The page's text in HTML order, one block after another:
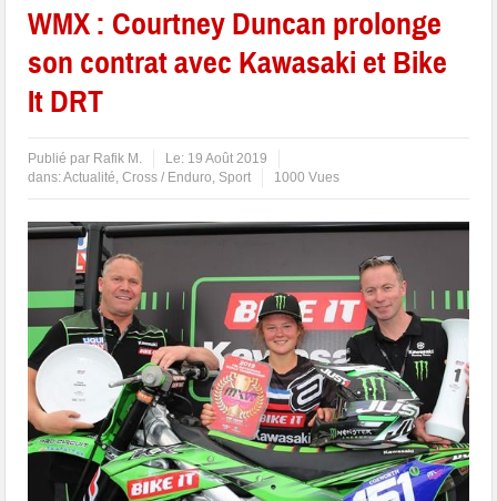
WMX : Courtney Duncan prolonge
son contrat avec Kawasaki et Bike
It DRT
Publié par Rafik M. Le: 19 Août 2019
dans:Actualité,Cross / Enduro, Sport 1000 Vues